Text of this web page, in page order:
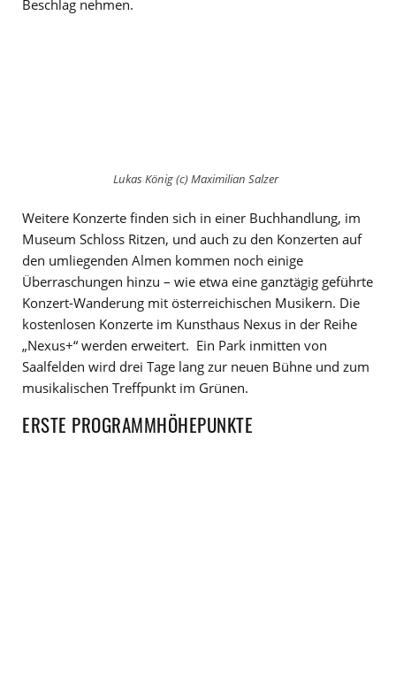
Beschlag nehmen.
Lukas König (c) Maximilian Salzer
Weitere Konzerte finden sich in einer Buchhandlung, im
Museum Schloss Ritzen, und auch zu den Konzerten auf
den umliegenden Almen kommen noch einige
Überraschungen hinzu – wie etwa eine ganztägig geführte
Konzert-Wanderung mit österreichischen Musikern. Die
kostenlosen Konzerte im Kunsthaus Nexus in der Reihe
„Nexus+“ werden erweitert. Ein Park inmitten von
Saalfelden wird drei Tage lang zur neuen Bühne und zum
musikalischen Treffpunkt im Grünen.
ERSTE PROGRAMMHÖHEPUNKTE